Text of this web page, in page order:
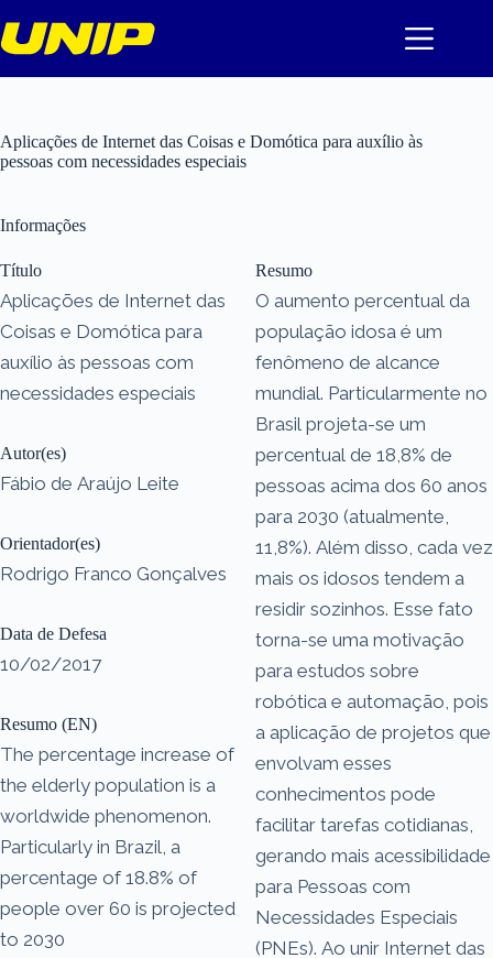
para
o
Aplicações de Internet das Coisas e Domótica para auxílio às
pessoas com necessidades especiais
Informações
Título
Aplicações de Internet das
Coisas e Domótica para
auxílio às pessoas com
necessidades especiais
Autor(es)
Fábio de Araújo Leite
Orientador(es)
Rodrigo Franco Gonçalves
Data de Defesa
10/02/2017
Resumo (EN)
The percentage increase of
the elderly population is a
worldwide phenomenon.
Particularly in Brazil, a
percentage of 18.8% of
people over 60 is projected
to 2030
Resumo
O aumento percentual da
população idosa é um
fenômeno de alcance
mundial. Particularmente no
Brasil projeta-se um
percentual de 18,8% de
pessoas acima dos 60 anos
para 2030 (atualmente,
11,8%). Além disso, cada vez
mais os idosos tendem a
residir sozinhos. Esse fato
torna-se uma motivação
para estudos sobre
robótica e automação, pois
a aplicação de projetos que
envolvam esses
conhecimentos pode
facilitar tarefas cotidianas,
gerando mais acessibilidade
para Pessoas com
Necessidades Especiais
(PNEs). Ao unir Internet das